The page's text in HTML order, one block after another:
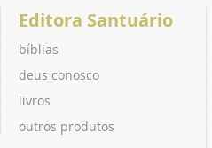
Editora Santuário
bíblias
deus conosco
livros
outros produtos